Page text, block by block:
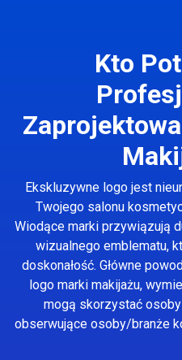
Kto
Ekskluzywne logo jest
Twojego salonu
Wiodące marki przywiązują
wizualnego emblematu,
doskonałość. Główne
logo marki makijażu,
mogą skorzystać
obserwujące osoby/branże